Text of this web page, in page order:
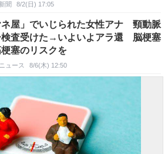
聞 8/2(日) 17:05
ネ屋」でいじられた女性アナ 頸動脈
検査受けた→いよいよアラ還 脳梗塞
塞のリスクを
ュース 8/6(木) 12:50